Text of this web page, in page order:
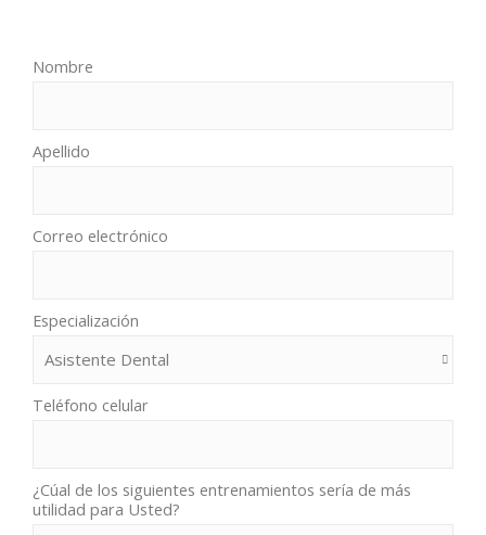
Nombre
Apellido
Correo electrónico
Especialización
Teléfono celular
¿Cúal de los siguientes entrenamientos sería de más
utilidad para Usted?